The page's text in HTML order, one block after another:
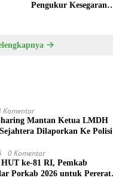
Pengukur Kesegaran
Komentar
Mantan Ketua LMDH
Dilaporkan Ke Polisi
0 Komentar
ke-81 RI, Pemkab
Porkab 2026 untuk Pererat